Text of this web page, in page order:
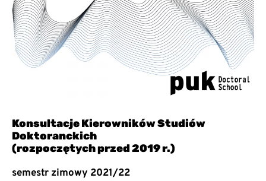
Konsultacje Kierowników Studiów
Doktoranckich
(rozpoczętych przed 2019 r.)
semestr zimowy 2021/22